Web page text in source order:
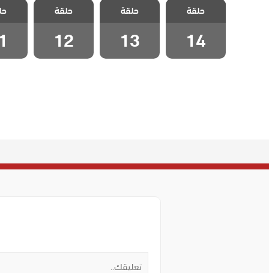
الضائع مدبلج
الحلقة 14
حلقة
14
الضائع مدبلج
الحلقة 13
حلقة
13
الضائع مدبلج
الحلقة 12
حلقة
12